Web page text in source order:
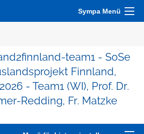
Sympa Menü
team1 - SoSe
Finnland,
- Team1 (WI), Prof. Dr.
Redding, Fr. Matzke